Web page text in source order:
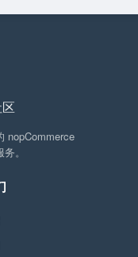
nopCommerce
。